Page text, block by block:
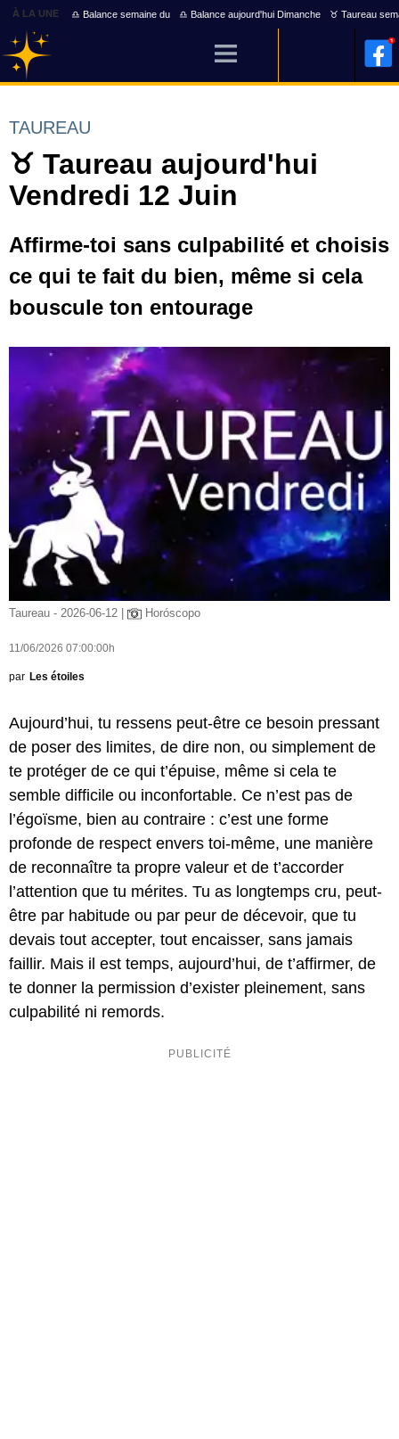
À LA UNE ♎ Balance semaine du ♎ Balance aujourd'hui Dimanche ♉ Taureau
TAUREAU
♉ Taureau aujourd'hui
Vendredi 12 Juin
Affirme-toi sans culpabilité et choisis
ce qui te fait du bien, même si cela
bouscule ton entourage
Taureau - 2026-06-12 | Horóscopo
11/06/2026 07:00:00h
par Les étoiles
Aujourd’hui, tu ressens peut-être ce besoin pressant
de poser des limites, de dire non, ou simplement de
te protéger de ce qui t’épuise, même si cela te
semble difficile ou inconfortable. Ce n’est pas de
l’égoïsme, bien au contraire : c’est une forme
profonde de respect envers toi-même, une manière
de reconnaître ta propre valeur et de t’accorder
l’attention que tu mérites. Tu as longtemps cru, peut-
être par habitude ou par peur de décevoir, que tu
devais tout accepter, tout encaisser, sans jamais
faillir. Mais il est temps, aujourd’hui, de t’affirmer, de
te donner la permission d’exister pleinement, sans
culpabilité ni remords.